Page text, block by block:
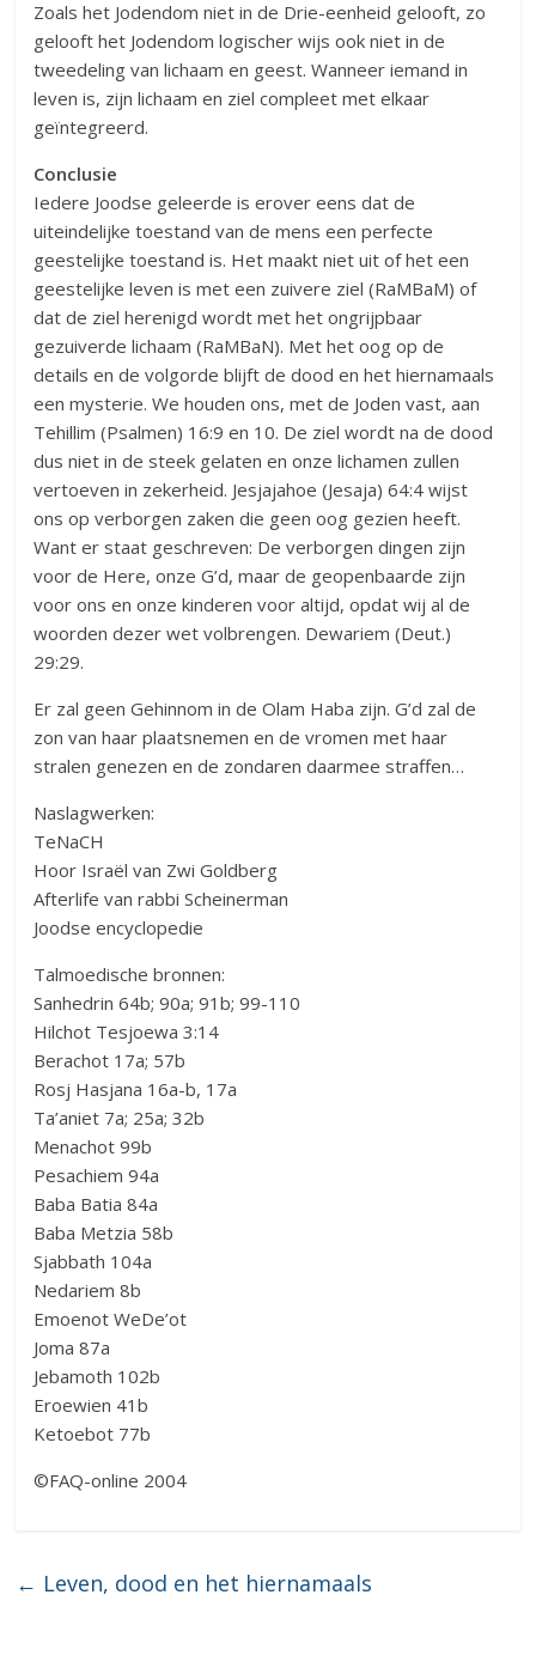
Zoals het Jodendom niet in de Drie-eenheid gelooft, zo
gelooft het Jodendom logischer wijs ook niet in de
tweedeling van lichaam en geest. Wanneer iemand in
leven is, zijn lichaam en ziel compleet met elkaar
geïntegreerd.
Conclusie
Iedere Joodse geleerde is erover eens dat de
uiteindelijke toestand van de mens een perfecte
geestelijke toestand is. Het maakt niet uit of het een
geestelijke leven is met een zuivere ziel (RaMBaM) of
dat de ziel herenigd wordt met het ongrijpbaar
gezuiverde lichaam (RaMBaN). Met het oog op de
details en de volgorde blijft de dood en het hiernamaals
een mysterie. We houden ons, met de Joden vast, aan
Tehillim (Psalmen) 16:9 en 10. De ziel wordt na de dood
dus niet in de steek gelaten en onze lichamen zullen
vertoeven in zekerheid. Jesjajahoe (Jesaja) 64:4 wijst
ons op verborgen zaken die geen oog gezien heeft.
Want er staat geschreven: De verborgen dingen zijn
voor de Here, onze G’d, maar de geopenbaarde zijn
voor ons en onze kinderen voor altijd, opdat wij al de
woorden dezer wet volbrengen. Dewariem (Deut.)
29:29.
Er zal geen Gehinnom in de Olam Haba zijn. G’d zal de
zon van haar plaatsnemen en de vromen met haar
stralen genezen en de zondaren daarmee straffen…
Naslagwerken:
TeNaCH
Hoor Israël van Zwi Goldberg
Afterlife van rabbi Scheinerman
Joodse encyclopedie
Talmoedische bronnen:
Sanhedrin 64b; 90a; 91b; 99-110
Hilchot Tesjoewa 3:14
Berachot 17a; 57b
Rosj Hasjana 16a-b, 17a
Ta’aniet 7a; 25a; 32b
Menachot 99b
Pesachiem 94a
Baba Batia 84a
Baba Metzia 58b
Sjabbath 104a
Nedariem 8b
Emoenot WeDe’ot
Joma 87a
Jebamoth 102b
Eroewien 41b
Ketoebot 77b
©FAQ-online 2004
← Leven, dood en het hiernamaals